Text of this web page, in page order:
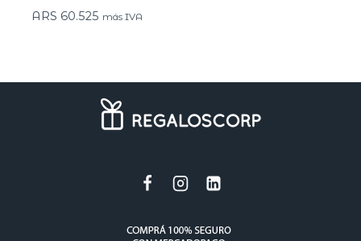
ARS 60.525 más IVA